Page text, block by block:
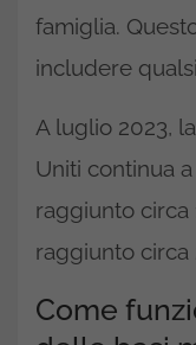
famiglia.
includere
A luglio 2023,
Uniti continua
raggiunto circa
raggiunto circa
Come